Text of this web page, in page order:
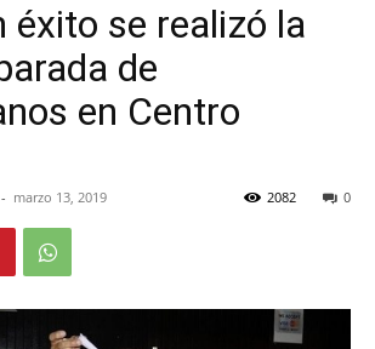
éxito se realizó la
de
en Centro
- marzo 13, 2019 0
2082